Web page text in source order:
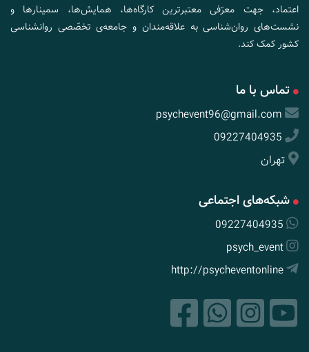
اعتماد، جهت معرّفی معتبرترین کارگاه‌ها، همایش‌ها، سمینارها و
نشست‌های روان‌شناسی به علاقه‌مندان و جامعه‌ی تخصّصی روانشناسی
کشور کمک کند.
تماس با ما
psychevent96@gmail.com
09227404935
تهران
شبکه‌های اجتماعی
09227404935
psych_event
http://psycheventonline